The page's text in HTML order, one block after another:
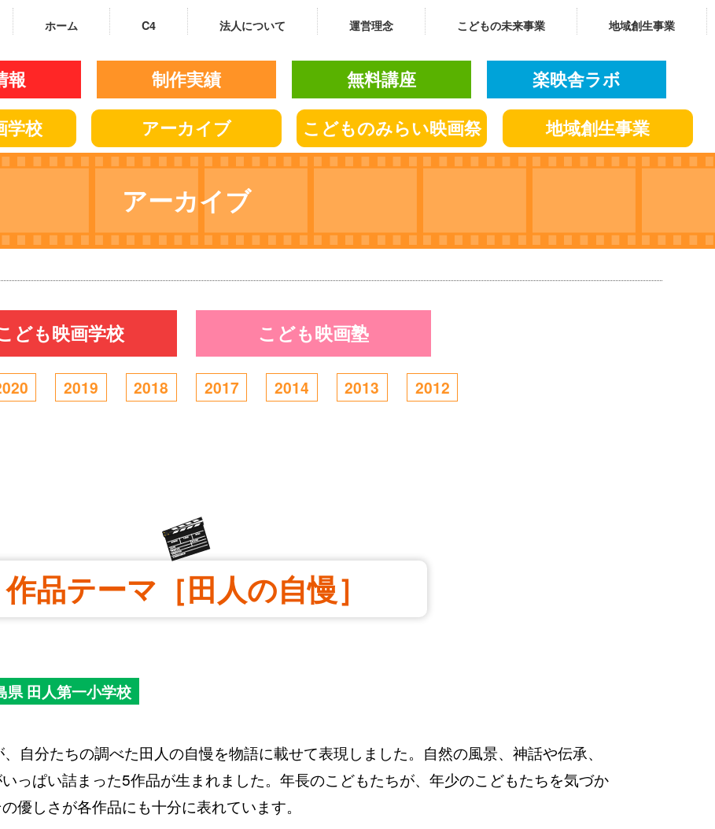
ホーム C4 法人について 運営理念 こどもの未来事業 地域創生事業
報 制作実績 無料講座
楽映舎ラボ
学校 アーカイブ こどものみらい映画祭 地域創生事業
アーカイブ
ども映画学校 こども映画塾
2019 2018 2017 2014 2013 2012
作品テーマ［田人の自慢］
県 田人第一小学校
自分たちの調べた田人の自慢を物語に載せて表現しました。自然の風景、神話や伝承、
っぱい詰まった5作品が生まれました。年長のこどもたちが、年少のこどもたちを気づか
優しさが各作品にも十分に表れています。